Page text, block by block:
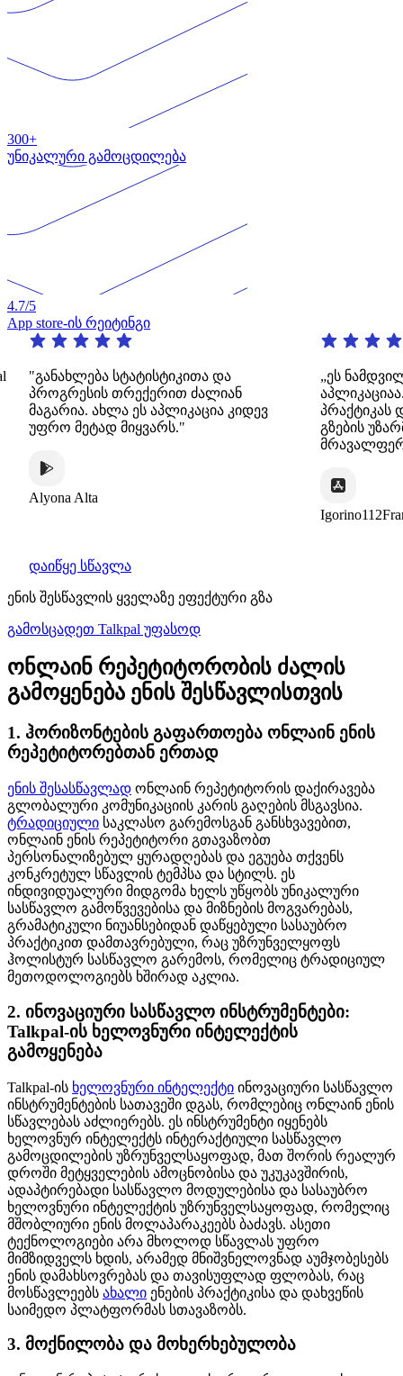
300+
უნიკალური გამოცდილება
4.7/5
App store-ის რეიტინგი
სტატისტიკითა და
თრექერით ძალიან
ახლა ეს აპლიკაცია კიდევ
მიყვარს."
„ეს ნამდვილად
აპლიკაციაა. ის
პრაქტიკას
გზების უზარმაზარი
Igorino112France
დაიწყე სწავლა
ენის შესწავლის ყველაზე ეფექტური გზა
გამოსცადეთ Talkpal უფასოდ
ონლაინ რეპეტიტორობის ძალის
გამოყენება ენის შესწავლისთვის
1. ჰორიზონტების გაფართოება ონლაინ ენის
რეპეტიტორებთან ერთად
ენის შესასწავლად ონლაინ რეპეტიტორის დაქირავება
გლობალური კომუნიკაციის კარის გაღების მსგავსია.
ტრადიციული საკლასო გარემოსგან განსხვავებით,
ონლაინ ენის რეპეტიტორი გთავაზობთ
პერსონალიზებულ ყურადღებას და ეგუება თქვენს
კონკრეტულ სწავლის ტემპსა და სტილს. ეს
ინდივიდუალური მიდგომა ხელს უწყობს უნიკალური
სასწავლო გამოწვევებისა და მიზნების მოგვარებას,
გრამატიკული ნიუანსებიდან დაწყებული სასაუბრო
პრაქტიკით დამთავრებული, რაც უზრუნველყოფს
ჰოლისტურ სასწავლო გარემოს, რომელიც ტრადიციულ
მეთოდოლოგიებს ხშირად აკლია.
2. ინოვაციური სასწავლო ინსტრუმენტები:
Talkpal-ის ხელოვნური ინტელექტის
გამოყენება
Talkpal-ის ხელოვნური ინტელექტი ინოვაციური სასწავლო
ინსტრუმენტების სათავეში დგას, რომლებიც ონლაინ ენის
სწავლებას აძლიერებს. ეს ინსტრუმენტი იყენებს
ხელოვნურ ინტელექტს ინტერაქტიული სასწავლო
გამოცდილების უზრუნველსაყოფად, მათ შორის რეალურ
დროში მეტყველების ამოცნობისა და უკუკავშირის,
ადაპტირებადი სასწავლო მოდულებისა და სასაუბრო
ხელოვნური ინტელექტის უზრუნველსაყოფად, რომელიც
მშობლიური ენის მოლაპარაკეებს ბაძავს. ასეთი
ტექნოლოგიები არა მხოლოდ სწავლას უფრო
მიმზიდველს ხდის, არამედ მნიშვნელოვნად აუმჯობესებს
ენის დამახსოვრებას და თავისუფლად ფლობას, რაც
მოსწავლეებს ახალი ენების პრაქტიკისა და დახვეწის
საიმედო პლატფორმას სთავაზობს.
3. მოქნილობა და მოხერხებულობა